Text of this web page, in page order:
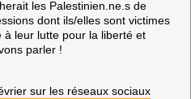
les Palestinien.ne.s de
dont ils/elles sont victimes
leur lutte pour la liberté et
parler !
sur les réseaux sociaux